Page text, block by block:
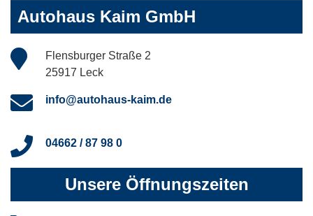
Autohaus Kaim GmbH
Flensburger Straße 2
25917 Leck
info@autohaus-kaim.de
04662 / 87 98 0
Unsere Öffnungszeiten